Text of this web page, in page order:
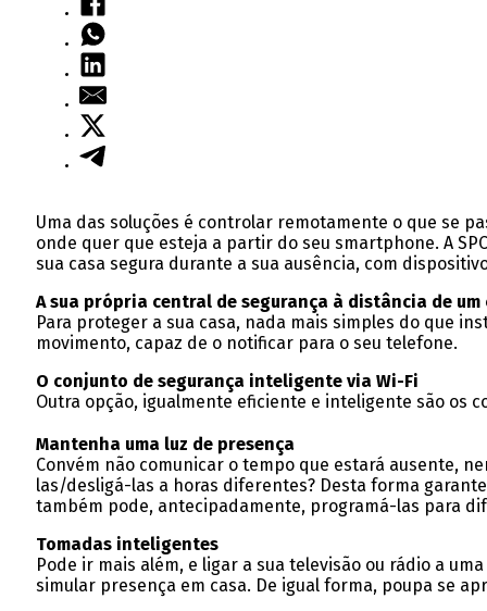
Uma das soluções é controlar remotamente o que se
onde quer que esteja a partir do seu smartphone. A
sua casa segura durante a sua ausência, com
A sua própria central de segurança à distância de um
Para proteger a sua casa, nada mais simples do que
movimento, capaz de o notificar para o seu telefone.
O conjunto de segurança inteligente via Wi-Fi
Outra opção, igualmente eficiente e inteligente são os
Mantenha uma luz de presença
Convém não comunicar o tempo que estará ausente,
las/desligá-las a horas diferentes? Desta forma
também pode, antecipadamente, programá-las para
Tomadas inteligentes
Pode ir mais além, e ligar a sua televisão ou rádio a
simular presença em casa. De igual forma, poupa se